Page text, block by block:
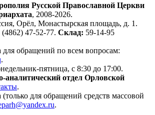
Русской Православной Церкви
, 2008-2026.
Орёл, Монастырская площадь, д. 1.
(4862) 47-52-77. Склад: 59-14-95
для обращений по всем вопросам:
.
пятница, с 8:30 до 17:00.
отдел Орловской
.
для обращений средств массовой
.